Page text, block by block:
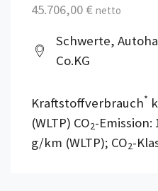
45.706,00 € netto
Schwerte,
Co.KG
Kraftstoffverbrauch*
(WLTP) CO2-Emission:
g/km (WLTP); CO2-